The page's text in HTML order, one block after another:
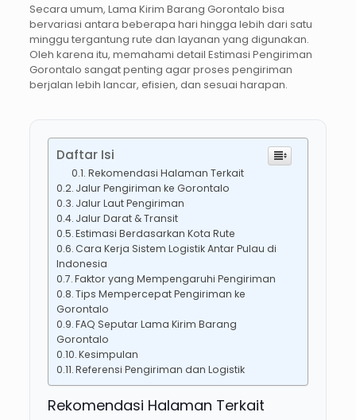
Secara umum, Lama Kirim Barang Gorontalo bisa
bervariasi antara beberapa hari hingga lebih dari satu
minggu tergantung rute dan layanan yang digunakan.
Oleh karena itu, memahami detail Estimasi Pengiriman
Gorontalo sangat penting agar proses pengiriman
berjalan lebih lancar, efisien, dan sesuai harapan.
Daftar Isi
Rekomendasi Halaman Terkait
Jalur Pengiriman ke Gorontalo
Jalur Laut Pengiriman
Jalur Darat & Transit
Estimasi Berdasarkan Kota Rute
Cara Kerja Sistem Logistik Antar Pulau di
Indonesia
Faktor yang Mempengaruhi Pengiriman
Tips Mempercepat Pengiriman ke
Gorontalo
FAQ Seputar Lama Kirim Barang
Gorontalo
Kesimpulan
Referensi Pengiriman dan Logistik
Rekomendasi Halaman Terkait